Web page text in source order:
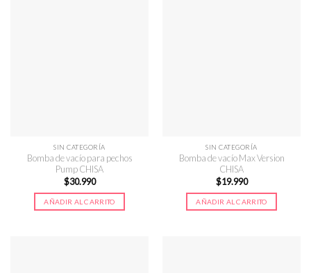
SIN CATEGORÍA
Bomba de vacío para pechos
Pump CHISA
$30.990
AÑADIR AL CARRITO
SIN CATEGORÍA
Bomba de vacío Max Version
CHISA
$19.990
AÑADIR AL CARRITO